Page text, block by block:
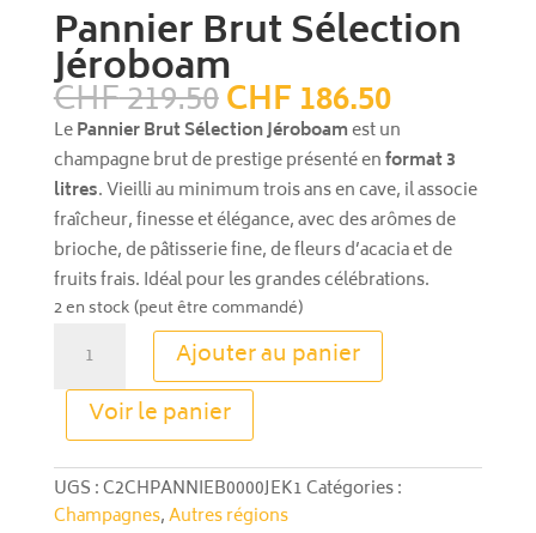
Pannier Brut Sélection
Jéroboam
CHF219.50Le
prix
initial
était :
CHF 219.50.
CHF186.50Le
prix
actuel
est :
CHF
LePannier Brut Sélection Jéroboamest un
champagne brut de prestige présenté enformat 3
litres. Vieilli au minimum trois ans en cave, il associe
fraîcheur, finesse et élégance, avec des arômes de
brioche, de pâtisserie fine, de fleurs d’acacia et de
fruits frais. Idéal pour les grandes célébrations.
2 en stock (peut être commandé)
Pannier
Sélection
Jéroboam
Ajouter au panier
Voir le panier
A
l
e
r
UGS :C2CHPANNIEB0000JEK1Catégories :
Champagnes,Autres régions